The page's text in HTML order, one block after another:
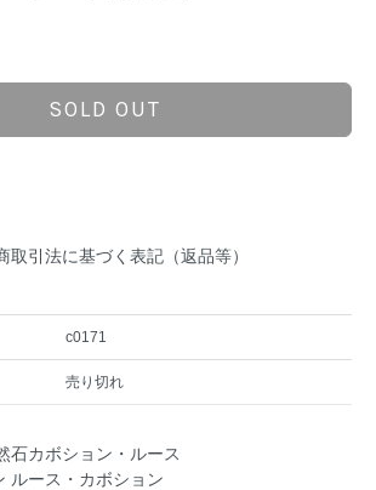
SOLD OUT
取引法に基づく表記（返品等）
c0171
売り切れ
石カボション・ルース
ルース・カボション